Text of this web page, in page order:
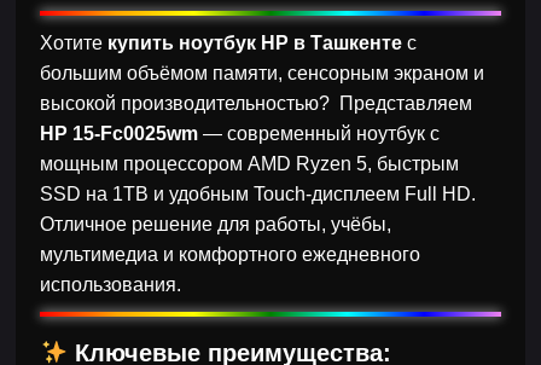
Хотите купить ноутбук HP в Ташкенте с
большим объёмом памяти, сенсорным экраном и
высокой производительностью? Представляем
HP 15-Fc0025wm — современный ноутбук с
мощным процессором AMD Ryzen 5, быстрым
SSD на 1TB и удобным Touch-дисплеем Full HD.
Отличное решение для работы, учёбы,
мультимедиа и комфортного ежедневного
использования.
Ключевые преимущества: